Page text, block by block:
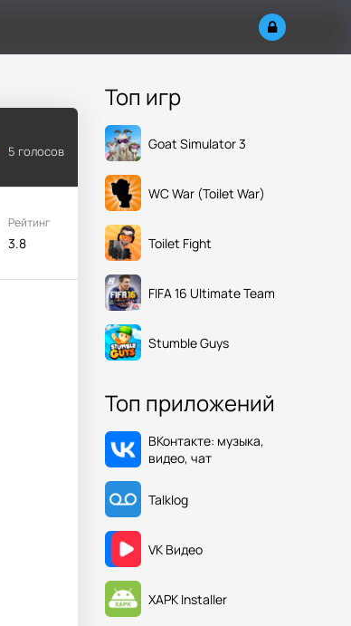
5 голосов
Рейтинг
3.8
Топ игр
Goat Simulator 3
WC War (Toilet War)
Toilet Fight
FIFA 16 Ultimate Team
Stumble Guys
Топ приложений
ВКонтакте: музыка,
видео, чат
Talklog
VK Видео
XAPK Installer